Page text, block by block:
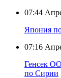
07:44
Япония
07:16
Генсек
по Сирии